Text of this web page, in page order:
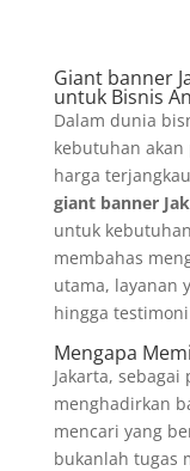
Giant banner
untuk Bisnis
Dalam dunia
kebutuhan
harga
giant banner
untuk
membahas
utama, layanan
hingga
Mengapa
Jakarta,
menghadirkan
mencari yang
bukanlah tugas